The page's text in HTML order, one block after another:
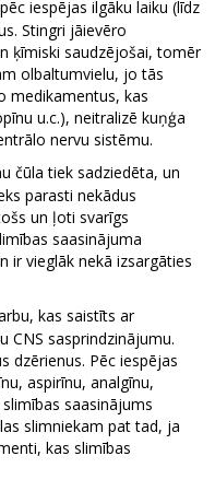
iespējas ilgāku laiku (līdz
Stingri jāievēro
ķīmiski saudzējošai, tomēr
olbaltumvielu, jo tās
medikamentus, kas
u.c.), neitralizē kuņģa
nervu sistēmu.
čūla tiek sadziedēta, un
parasti nekādus
un ļoti svarīgs
saasinājuma
ir vieglāk nekā izsargāties
kas saistīts ar
CNS sasprindzinājumu.
dzērienus. Pēc iespējas
aspirīnu, analgīnu,
saasinājums
slimniekam pat tad, ja
kas slimības